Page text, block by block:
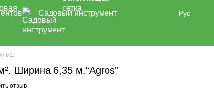
Садовый инструмент Рус
м2.
Ширина 6,35 м.“Agros”
отзыв